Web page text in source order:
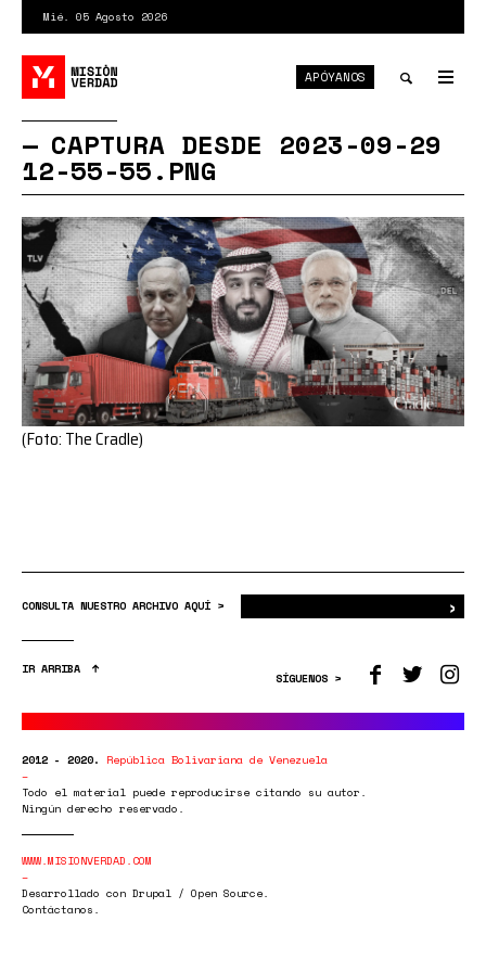
contenido
principal
Mié. 05 Agosto 2026
APÓYANOS
CAPTURA DESDE 2023-09-29
12-55-55.PNG
(Foto: The Cradle)
CONSULTA NUESTRO ARCHIVO AQUÍ > ›
IR ARRIBA
SÍGUENOS >
2012 - 2020. República Bolivariana de Venezuela
Todo el material puede reproducirse citando su autor.
Ningún derecho reservado.
WWW.MISIONVERDAD.COM
Desarrollado con Drupal / Open Source.
Contáctanos.